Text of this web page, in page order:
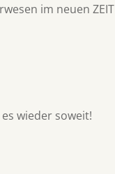
im neuen ZEIT
wieder soweit!